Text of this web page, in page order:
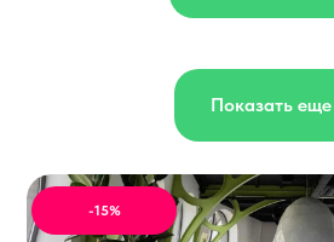
Показать еще
-15%